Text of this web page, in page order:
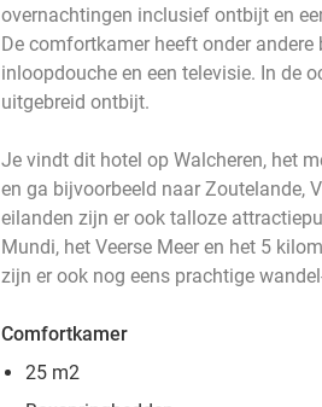
overnachtingen inclusief ontbijt en
De comfortkamer heeft onder
inloopdouche en een televisie. In de
uitgebreid ontbijt.
Je vindt dit hotel op Walcheren, het
en ga bijvoorbeeld naar Zoutelande,
eilanden zijn er ook talloze
Mundi, het Veerse Meer en het 5
zijn er ook nog eens prachtige
Comfortkamer
25 m2